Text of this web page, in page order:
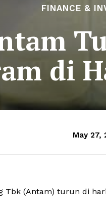
FINANCE &
di
May 27,
Tbk (Antam) turun di